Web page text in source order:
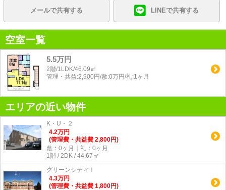
メールで共有する LINEで共有する
空室一覧
5.5万円
2階/1LDK/46.09㎡
管理・共益:2,900円/敷:0万円/礼:1ヶ月
エリアの近い物件
K・U・２
4.2万円
(管理費・共益費 2,800円)
敷：0ヶ月｜礼：0ヶ月
1階 / 2DK / 44.67㎡
グリーンシティⅠ
4.3万円
(管理費・共益費 1,800円)